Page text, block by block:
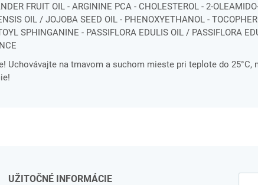
FRUIT OIL - ARGININE PCA - CHOLESTEROL - 2-
OIL / JOJOBA SEED OIL - PHENOXYETHANOL -
SPHINGANINE - PASSIFLORA EDULIS OIL / PASSIFLORA
Uchovávajte na tmavom a suchom mieste pri teplote do 25°C,
UŽITOČNÉ INFORMÁCIE